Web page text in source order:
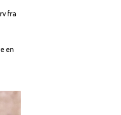
fra
en